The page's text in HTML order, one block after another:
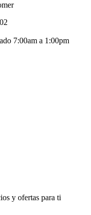
7:00am a 1:00pm
y ofertas para ti